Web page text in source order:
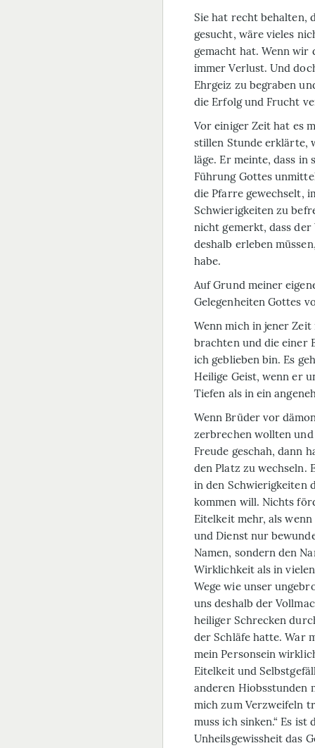
Sie hat recht behalten,
gesucht, wäre vieles
gemacht hat. Wenn wir
immer Verlust. Und
Ehrgeiz zu begraben
die Erfolg und Frucht
Vor einiger Zeit hat es
stillen Stunde erklärte,
läge. Er meinte, dass in
Führung Gottes
die Pfarre gewechselt,
Schwierigkeiten zu
nicht gemerkt, dass der
deshalb erleben
habe.
Auf Grund meiner
Gelegenheiten Gottes
Wenn mich in jener
brachten und die einer
ich geblieben bin. Es
Heilige Geist, wenn er
Tiefen als in ein
Wenn Brüder vor
zerbrechen wollten
Freude geschah, dann
den Platz zu wechseln.
in den Schwierigkeiten
kommen will. Nichts
Eitelkeit mehr, als
und Dienst nur
Namen, sondern den
Wirklichkeit als in
Wege wie unser
uns deshalb der
heiliger Schre­cken
der Schläfe hatte. War
mein Personsein
Eitelkeit und
anderen Hiobsstunden
mich zum Verzweifeln
muss ich sinken.“ Es ist
Unheilsgewissheit das